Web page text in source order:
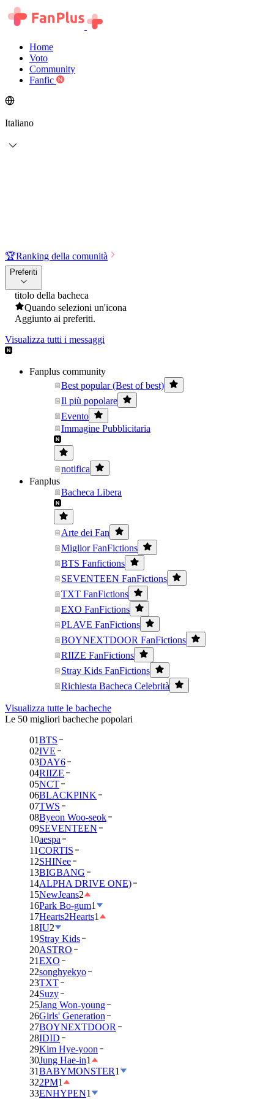
Home
Voto
Community
Fanfic
Italiano
🏆Ranking della comunità
Preferiti
titolo della bacheca
Quando selezioni un'icona
Aggiunto ai preferiti.
Visualizza tutti i messaggi
Fanplus community
Best popular (Best of best)
Il più popolare
Evento
Immagine Pubblicitaria
notifica
Fanplus
Bacheca Libera
Arte dei Fan
Miglior FanFictions
BTS Fanfictions
SEVENTEEN FanFictions
TXT FanFictions
EXO FanFictions
PLAVE FanFictions
BOYNEXTDOOR FanFictions
RIIZE FanFictions
Stray Kids FanFictions
Richiesta Bacheca Celebrità
Visualizza tutte le bacheche
Le 50 migliori bacheche popolari
01BTS
02IVE
03DAY6
04RIIZE
05NCT
06BLACKPINK
07TWS
08Byeon Woo-seok
09SEVENTEEN
10aespa
11CORTIS
12SHINee
13BIGBANG
14ALPHA DRIVE ONE)
15NewJeans2
16Park Bo-gum1
17Hearts2Hearts1
18IU2
19Stray Kids
20ASTRO
21EXO
22songhyekyo
23TXT
24Suzy
25Jang Won-young
26Girls' Generation
27BOYNEXTDOOR
28IDID
29Kim Hye-yoon
30Jung Hae-in1
31BABYMONSTER1
322PM1
33ENHYPEN1